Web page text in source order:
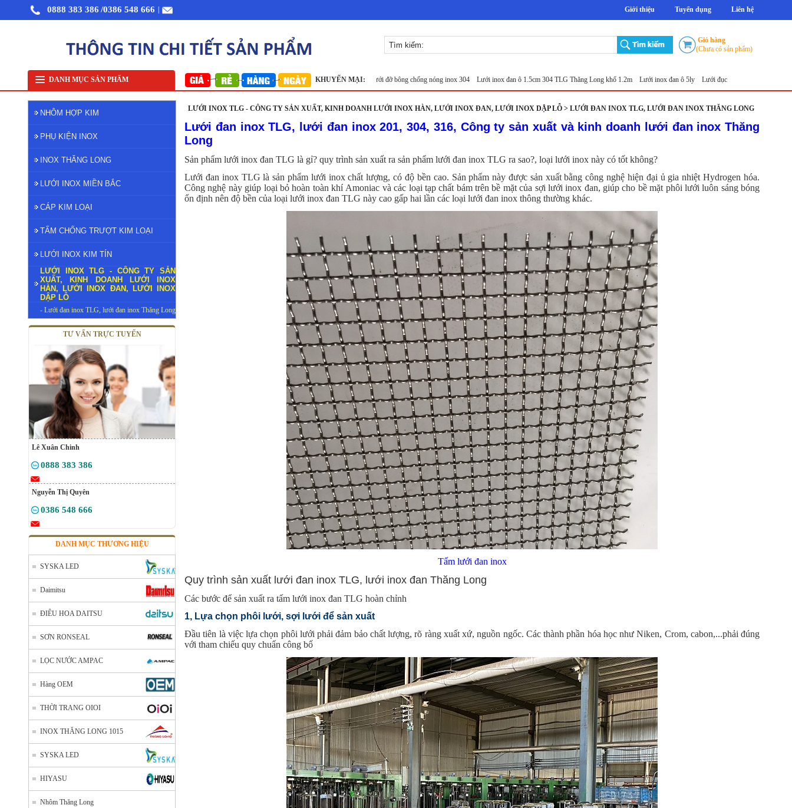
0888 383 386 /0386 548 666 Giới thiệu Tuyển dụng Liên hệ
Giỏ hàng
(Chưa có sản phẩm)
DANH MỤC SẢN PHẨM KHUYẾN MẠI:
Nhôm cuộn cắt lẻ Nhôm cuộn A1050 Nhôm bảo ôn cuộn mỏng A1050 Lưới inox 304 Lưới inox Miền Bắc Lưới đỡ bông chống nóng inox 304 Lưới inox đan ô 1.5cm 304 TLG Thăng Long khổ 1.2m Lưới inox đan ô 5ly Lưới đục lỗ tròn
NHÔM HỢP KIM
PHỤ KIỆN INOX
INOX THĂNG LONG
LƯỚI INOX MIỀN BẮC
CÁP KIM LOẠI
TẤM CHỐNG TRƯỢT KIM LOẠI
LƯỚI INOX KIM TÍN
LƯỚI INOX TLG - CÔNG TY SẢN
XUẤT, KINH DOANH LƯỚI INOX
HÀN, LƯỚI INOX ĐAN, LƯỚI INOX
DẬP LỖ
- Lưới đan inox TLG, lưới đan inox Thăng Long
TƯ VẤN TRỰC TUYẾN
Lê Xuân Chinh
0888 383 386
Nguyễn Thị Quyên
0386 548 666
DANH MỤC THƯƠNG HIỆU
SYSKA LED
Daimitsu
ĐIÊU HOA DAITSU
SƠN RONSEAL
LỌC NƯỚC AMPAC
Hàng OEM
THỜI TRANG OIOI
INOX THĂNG LONG 1015
SYSKA LED
HIYASU
Nhôm Thăng LongNhôm cuộn cắt lẻ
LƯỚI INOX TLG - CÔNG TY SẢN XUẤT, KINH DOANH LƯỚI INOX HÀN, LƯỚI INOX ĐAN, LƯỚI INOX DẬP LỖ > LƯỚI ĐAN INOX TLG, LƯỚI ĐAN INOX THĂNG LONG
Lưới đan inox TLG, lưới đan inox 201, 304, 316, Công ty sản xuất và kinh doanh lưới đan inox Thăng
Long
Sản phẩm lưới inox đan TLG là gỉ? quy trình sản xuất ra sản phẩm lưới đan inox TLG ra sao?, loại lưới inox này có tốt không?
Lưới đan inox TLG là sản phẩm lưới inox chất lượng, có độ bền cao. Sản phẩm này được sản xuất bằng công nghệ hiện đại ủ gia nhiệt Hydrogen hóa.
Công nghệ này giúp loại bỏ hoàn toàn khí Amoniac và các loại tạp chất bám trên bề mặt của sợi lưới inox đan, giúp cho bề mặt phôi lưới luôn sáng bóng
ổn định nên độ bền của loại lưới inox đan TLG này cao gấp hai lần các loại lưới đan inox thông thường khác.
Tấm lưới đan inox
Quy trình sản xuất lưới đan inox TLG, lưới inox đan Thăng Long
Các bước để sản xuất ra tấm lưới inox đan TLG hoàn chỉnh
1, Lựa chọn phôi lưới, sợi lưới để sản xuất
Đầu tiên là việc lựa chọn phôi lưới phải đảm bảo chất lượng, rõ ràng xuất xứ, nguồn ngốc. Các thành phần hóa học như Niken, Crom, cabon,...phải đúng
với tham chiếu quy chuẩn công bố